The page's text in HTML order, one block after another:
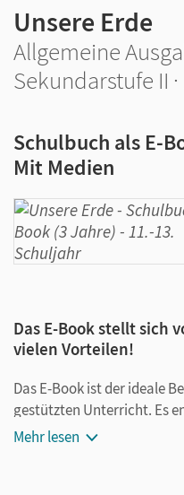
Unsere Erde
Allgemeine
Sekundarstufe II
Schulbuch als E-
Mit Medien
Das E-Book stellt sich
vielen Vorteilen!
Das E-Book ist der ideale
gestützten Unterricht. Es
Rucksäcke und ist
Mehr lesen